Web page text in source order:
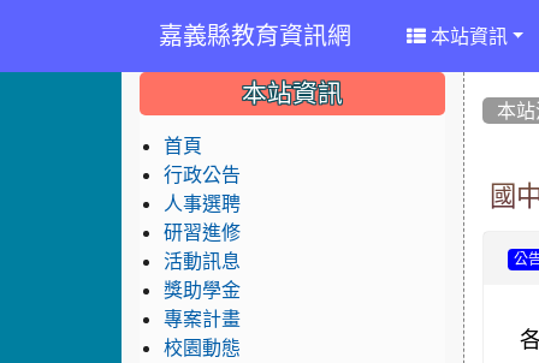
嘉義縣教育資訊網 本站資訊
本
國
公
::: 本站資訊
首頁
行政公告
人事選聘
研習進修
活動訊息
獎助學金
專案計畫
校園動態